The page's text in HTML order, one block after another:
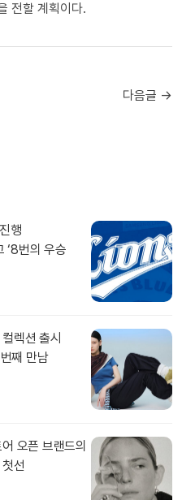
전할 계획이다.
다음글 →
행
‘8번의 우승
렉션 출시
째 만남
오픈 브랜드의
선